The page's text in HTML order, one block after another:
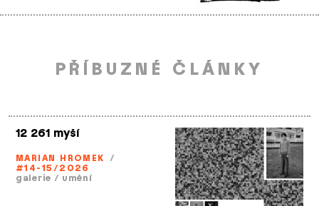
PŘÍBUZNÉ ČLÁNKY
12 261 myší
MARIAN HROMEK /
#14-15/2026
galerie / umění